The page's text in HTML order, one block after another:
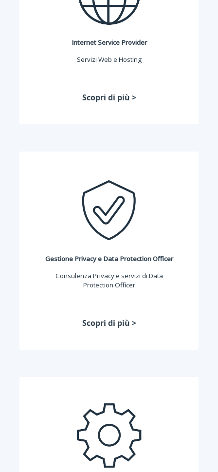
Internet Service Provider
Servizi Web e Hosting
Scopri di più >
Gestione Privacy e Data Protection Officer
Consulenza Privacy e servizi di Data
Protection Officer
Scopri di più >